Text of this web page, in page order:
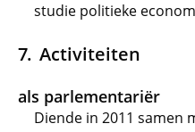
studie politieke
Activiteiten
als parlementariër
Diende in 2011 samen